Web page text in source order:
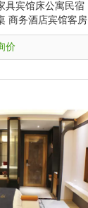
具宾馆床公寓民宿
商务酒店宾馆客房
套
价